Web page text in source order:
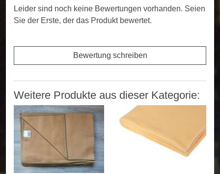
Leider sind noch keine Bewertungen vorhanden. Seien
Sie der Erste, der das Produkt bewertet.
Bewertung schreiben
Weitere Produkte aus dieser Kategorie: